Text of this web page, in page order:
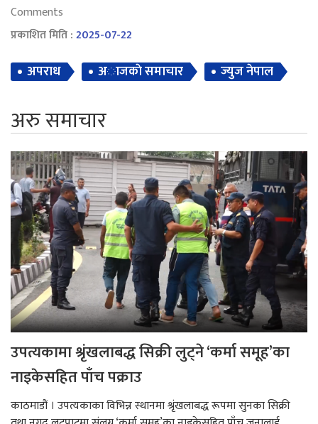
Comments
प्रकाशित मिति :2025-07-22
अपराध अाजकाे समाचार ज्युज नेपाल
अरु समाचार
उपत्यकामा श्रृंखलाबद्ध सिक्री लुट्ने ‘कर्मा समूह’का
नाइकेसहित पाँच पक्राउ
काठमाडौं । उपत्यकाका विभिन्न स्थानमा श्रृंखलाबद्ध रूपमा सुनका सिक्री